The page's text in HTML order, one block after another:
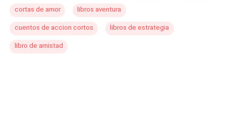
cortas de amor libros aventura
cuentos de accion cortos libros de estrategia
libro de amistad